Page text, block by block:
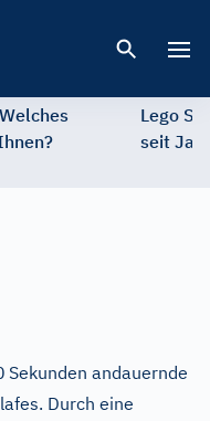
Lego
seit
Sekunden andauernde
Durch eine